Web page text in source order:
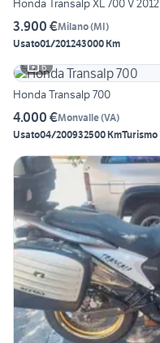
Honda Transalp XL 700 V 2012
3.900 €Milano(MI)
Usato01/201243000 Km
6
Honda Transalp 700
4.000 €Monvalle(VA)
Usato04/200932500 KmTurismo